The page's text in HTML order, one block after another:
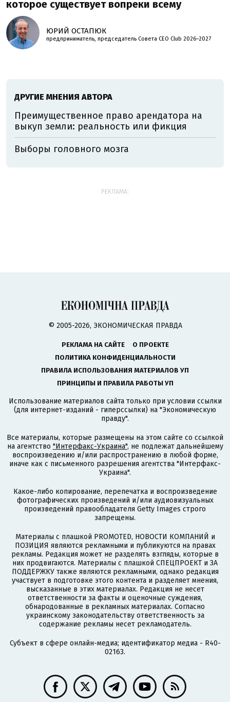
которое существует вопреки всему
ЮРИЙ ОСТАПЮК
предприниматель, председатель Совета CEO Club 2026–2027
ДРУГИЕ МНЕНИЯ АВТОРА
Преимущественное право арендатора на
выкуп земли: реальность или фикция
Выборы головного мозга
РЕКЛАМА:
© 2005-2026, ЭКОНОМИЧЕСКАЯ ПРАВДА
РЕКЛАМА НА САЙТЕ
О ПРОЕКТЕ
ПОЛИТИКА КОНФИДЕНЦИАЛЬНОСТИ
ПРАВИЛА ИСПОЛЬЗОВАНИЯ МАТЕРИАЛОВ УП
ПРИНЦИПЫ И ПРАВИЛА РАБОТЫ УП
Использование материалов сайта только при условии ссылки
(для интернет-изданий - гиперссылки) на "Экономическую
правду".
Все материалы, которые размещены на этом сайте со ссылкой
на агентство "Интерфакс-Украина", не подлежат дальнейшему
воспроизведению и/или распространению в любой форме,
иначе как с письменного разрешения агентства "Интерфакс-
Украина".
Какое-либо копирование, перепечатка и воспроизведение
фотографических произведений и/или аудиовизуальных
произведений правообладателя Getty Images строго
запрещены.
Материалы с плашкой PROMOTED, НОВОСТИ КОМПАНИЙ и
ПОЗИЦИЯ являются рекламными и публикуются на правах
рекламы. Редакция может не разделять взгляды, которые в
них продвигаются. Материалы с плашкой СПЕЦПРОЕКТ и ЗА
ПОДДЕРЖКУ также являются рекламными, однако редакция
участвует в подготовке этого контента и разделяет мнения,
высказанные в этих материалах. Редакция не несет
ответственности за факты и оценочные суждения,
обнародованные в рекламных материалах. Согласно
украинскому законодательству ответственность за
содержание рекламы несет рекламодатель.
Субъект в сфере онлайн-медиа; идентификатор медиа - R40-
02163.